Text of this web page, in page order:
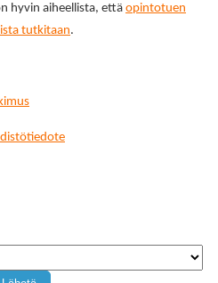
hyvin aiheellista, että opintotuen
tutkitaan.